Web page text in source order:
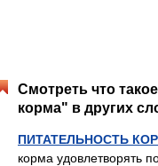
Смотреть что
корма" в других
ПИТАТЕЛЬНОСТЬ
корма удовлетворять